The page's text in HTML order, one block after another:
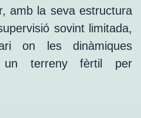
amb la seva estructura
sovint limitada,
on les dinàmiques
un terreny fèrtil per